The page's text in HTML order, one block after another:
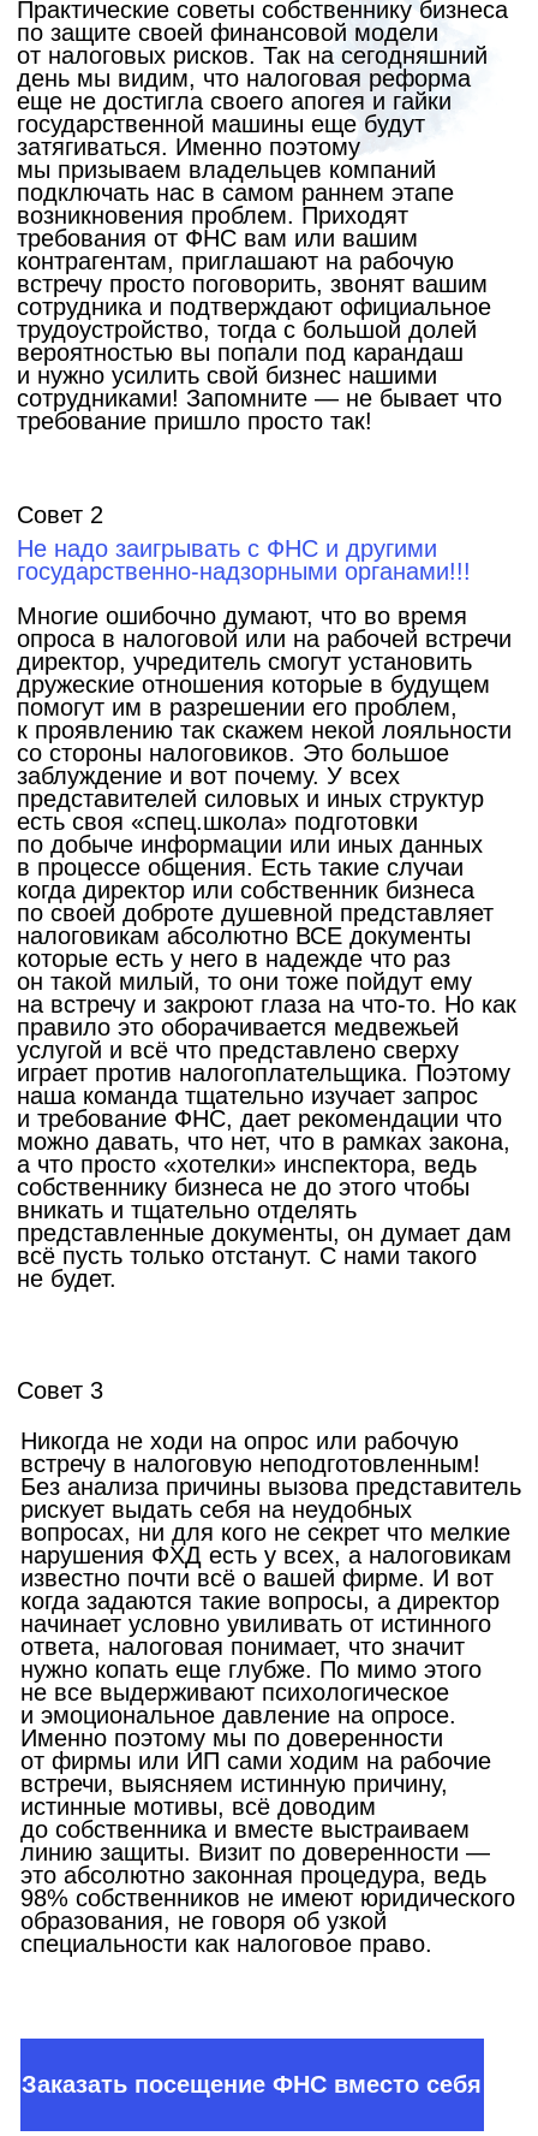
вопросах, ни для кого не секрет что мелкие
нарушения ФХД есть у всех, а налоговикам
известно почти всё о вашей фирме. И вот
когда задаются такие вопросы, а директор
начинает условно увиливать от истинного
ответа, налоговая понимает, что значит
нужно копать еще глубже. По мимо этого
не все выдерживают психологическое
и эмоциональное давление на опросе.
Именно поэтому мы по доверенности
от фирмы или ИП сами ходим на рабочие
встречи, выясняем истинную причину,
истинные мотивы, всё доводим
до собственника и вместе выстраиваем
линию защиты. Визит по доверенности —
это абсолютно законная процедура, ведь
98% собственников не имеют юридического
образования, не говоря об узкой
специальности как налоговое право.
Заказать посещение ФНС вместо себя
Достижения компании за 2025 год
В прошлом году мы занимались
сопровождение выездных налоговых
проверок у 43 компаний. Изначально
заявленные суммы доначислений
комиссией по ВНП были от 18 до 372
миллионов рублей, это только НДС без
налога на прибыль. Из 43 компаний суммы
по решению ВНП были снижены у 37
компаний, те 6 которым не смогли помочь,
это люди которые обратились к нам после
окончания ВНП с актом на руках. В таких
случаях очень сложно кардинально
снизиться по сумме. Средний процент
снижения сумм составил от 44,2 до 87,6.
По мимо ВНП за прошлый год
мы сопровождали камеральные проверки
и проверки вне рамок, которые открываются
чаще и практически у всех, начиная
от самозанятого и ИП. Общее количество
таких проверок составило 114. Результатом
в таких проверках как правило является
не доначисление налога за этот период +
выход срока камеральной проверки, после
которого невозможно открыть новую
камеральную проверку (за исключением
УНД). Из 112 сопровожденных проверок
по 65 компаниях доначислений не было
совсем, у 42 фирм начисления были в стиле
ниже низшего, да так что клиенты были
довольны что отделались легким испугом, 5
компаниям помочь не удалось по причине
высокорискованной оптимизации налогов
клиентом и слишком большим процентом
работы в чёрную.
Заказать звонок
Услуги
Авиценна - защищаем бизнес
от налоговых рисков с 2012 года
Среднее время
ответа 15 сек.
+7 (964) 964-17-09
Камеральная или выездная налоговая
Дробление бизнеса
Налоговые проверки
Досудебное урегулирование